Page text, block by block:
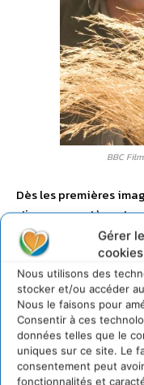
Gérer
cookies
Nous utilisons des
stocker et/ou accéder
Nous le faisons pour
Consentir à ces
données telles que le
uniques sur ce site. Le
consentement peut
fonctionnalités et
BBC
Dès les premières
s’impose, austère et
sable brun, une
dressés dans cette
vie, des animaux
l’Afrique, le Kalahari
Botswana, un tiers de
l’Afrique du Sud. Sur
paysages variés, plus
vallonnés. Les dunes